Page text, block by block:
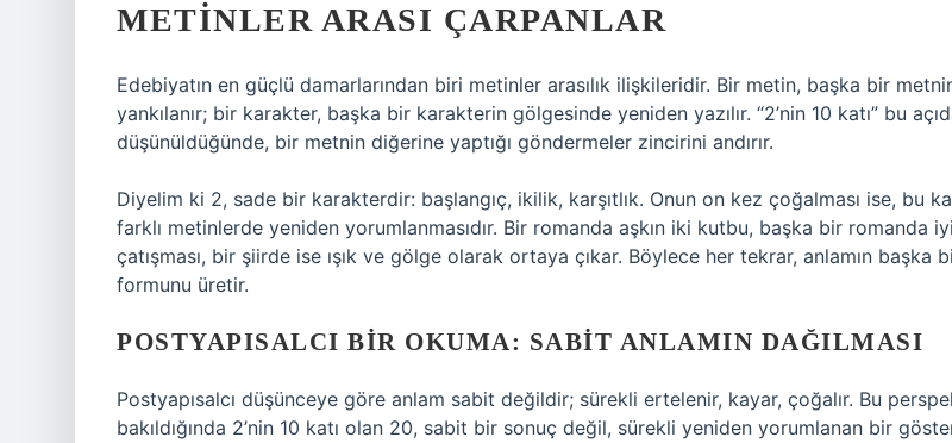
METINLER ARASI ÇARPANLAR
Edebiyatın en güçlü damarlarından biri metinler arasılık ilişkileridir. Bir metin, başka bir
yankılanır; bir karakter, başka bir karakterin gölgesinde yeniden yazılır. “2’nin 10 katı” bu
düşünüldüğünde, bir metnin diğerine yaptığı göndermeler zincirini andırır.
Diyelim ki 2, sade bir karakterdir: başlangıç, ikilik, karşıtlık. Onun on kez çoğalması ise, bu
farklı metinlerde yeniden yorumlanmasıdır. Bir romanda aşkın iki kutbu, başka bir romanda
çatışması, bir şiirde ise ışık ve gölge olarak ortaya çıkar. Böylece her tekrar, anlamın başka
formunu üretir.
POSTYAPISALCI BIR OKUMA: SABIT ANLAMIN DAĞILMASI
Postyapısalcı düşünceye göre anlam sabit değildir; sürekli ertelenir, kayar, çoğalır. Bu
bakıldığında 2’nin 10 katı olan 20, sabit bir sonuç değil, sürekli yeniden yorumlanan bir